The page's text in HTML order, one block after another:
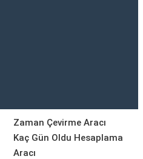
Zaman Çevirme Aracı
Kaç Gün Oldu Hesaplama
Aracı